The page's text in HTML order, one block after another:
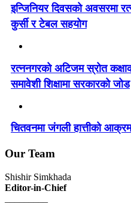
इन्जिनियर दिवसको अवसरमा
कुर्सी र टेबल सहयोग
रत्ननगरको अटिजम स्रोत
समावेशी शिक्षामा सरकारको जोड
चितवनमा जंगली हात्तीको
Our Team
Shishir Simkhada
Editor-in-Chief